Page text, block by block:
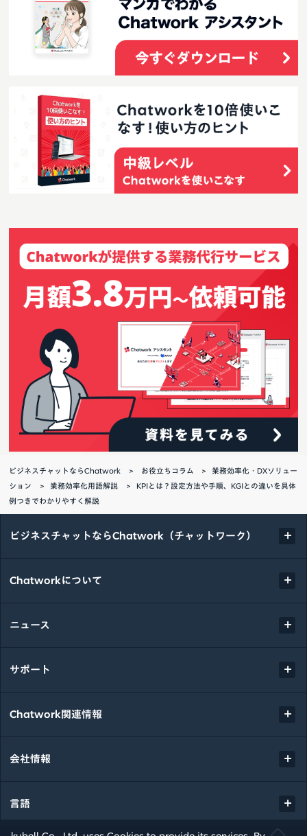
ビジネスチャットならChatwork お役立ちコラム
業務効率化・DXソリュー
ション
業務効率化用語解説
KPIとは？設定方法や手順、KGIとの違いを具体
例つきでわかりやすく解説
ビジネスチャットならChatwork（チャットワーク）
Chatworkについて
ニュース
サポート
Chatwork関連情報
会社情報
言語